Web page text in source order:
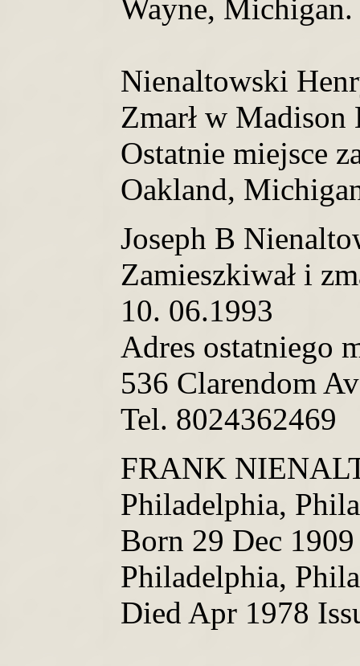
Wayne, Michigan.
Nienaltowski
Zmarł w Madison
Ostatnie miejsce
Oakland,
Joseph B
Zamieszkiwał i
10. 06.1993
Adres ostatniego
536 Clarendom
Tel. 8024362469
FRANK
Philadelphia,
Born 29 Dec
Philadelphia,
Died Apr 1978